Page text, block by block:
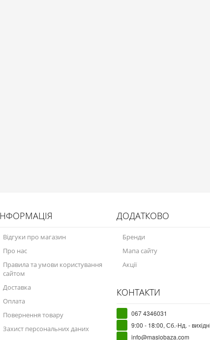
Відгуки про магазин
Про нас
Правила та умови користування
сайтом
Доставка
Оплата
Повернення товару
Захист персональних даних
ДОДАТКОВО
Бренди
Мапа сайту
Акції
КОНТАКТИ
067 4346031
9:00 - 18:00, Сб.-Нд. - вихідні
info@maslobaza.com